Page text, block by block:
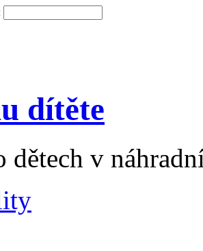
dítěte
dětech v